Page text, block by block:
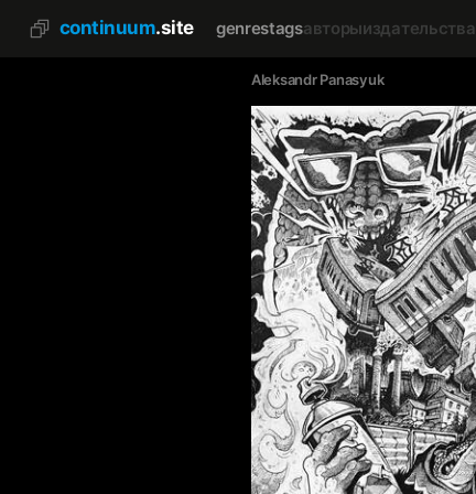
continuum.site genrestagsавторыиздательства
Aleksandr Panasyuk